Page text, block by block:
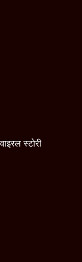
वाइरल स्टोरी